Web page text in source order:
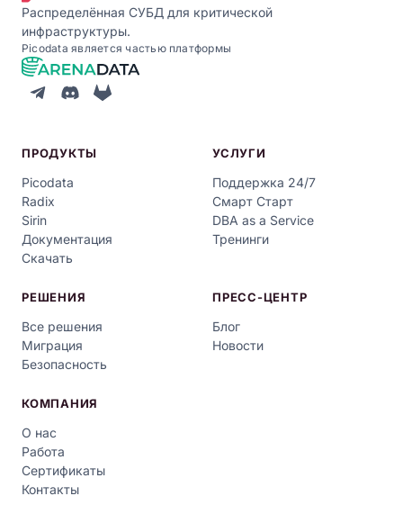
Распределённая СУБД для критической
инфраструктуры.
Picodata является частью платформы
ПРОДУКТЫ
Picodata
Radix
Sirin
Документация
Скачать
УСЛУГИ
Поддержка 24/7
Смарт Старт
DBA as a Service
Тренинги
РЕШЕНИЯ
Все решения
Миграция
Безопасность
ПРЕСС-ЦЕНТР
Блог
Новости
КОМПАНИЯ
О нас
Работа
Сертификаты
Контакты